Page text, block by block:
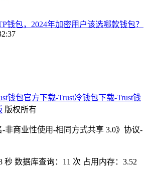
钱包，2024年加密用户该选哪款钱包？
钱包官方下载-Trust冷钱包下载-Trust钱
版权所有
非商业性使用-相同方式共享 3.0》协议-
秒 数据库查询：11 次 占用内存：3.52